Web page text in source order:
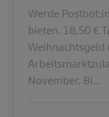
Werde
bieten. 18,50 €
November. Bi...